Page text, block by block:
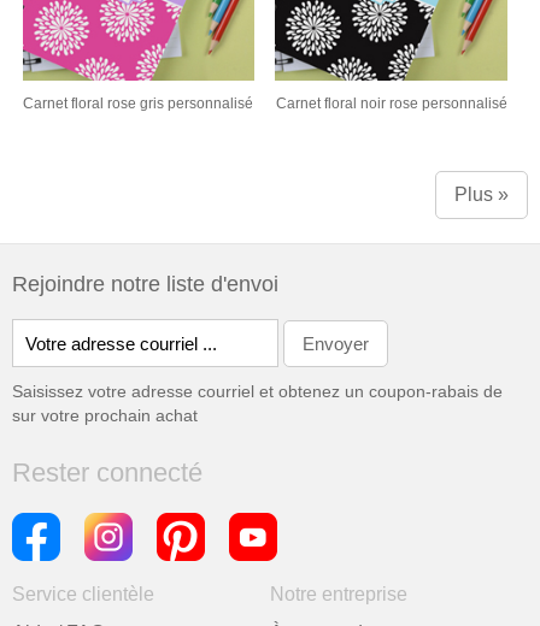
Carnet floral rose gris personnalisé Carnet floral noir rose personnalisé
Plus »
Rejoindre notre liste d'envoi
Saisissez votre adresse courriel et obtenez un coupon-rabais de
sur votre prochain achat
Rester connecté
Service clientèle
Notre entreprise